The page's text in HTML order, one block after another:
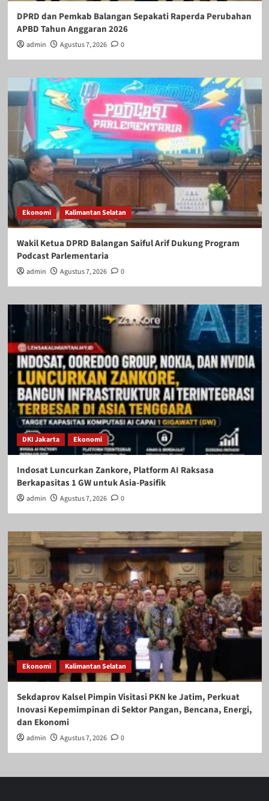
DPRD dan Pemkab Balangan Sepakati Raperda Perubahan
APBD Tahun Anggaran 2026
admin Agustus 7, 2026 0
Ekonomi Kalimantan Selatan
Wakil Ketua DPRD Balangan Saiful Arif Dukung Program
Podcast Parlementaria
admin Agustus 7, 2026 0
DKI Jakarta Ekonomi
Indosat Luncurkan Zankore, Platform AI Raksasa
Berkapasitas 1 GW untuk Asia-Pasifik
admin Agustus 7, 2026 0
Ekonomi Kalimantan Selatan
Sekdaprov Kalsel Pimpin Visitasi PKN ke Jatim, Perkuat
Inovasi Kepemimpinan di Sektor Pangan, Bencana, Energi,
dan Ekonomi
admin Agustus 7, 2026 0